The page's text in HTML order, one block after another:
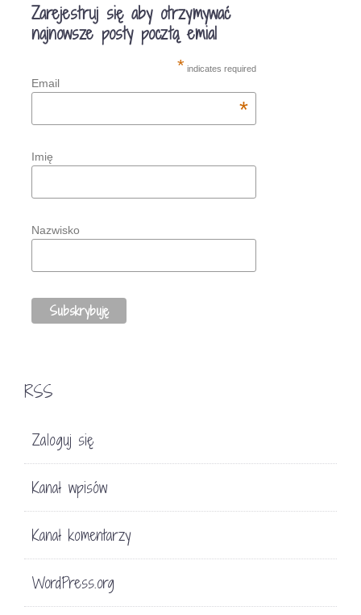
Zarejestruj się aby otrzymywać
najnowsze posty pocztą emial
* indicates required
Email
*
Imię
Nazwisko
RSS
Zaloguj się
Kanał wpisów
Kanał komentarzy
WordPress.org